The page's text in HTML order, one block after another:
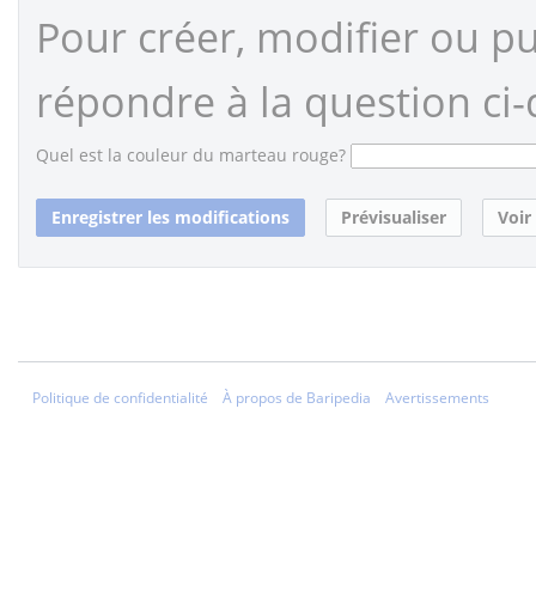
Pour créer, modifier ou
répondre à la question ci-
Quel est la couleur du marteau rouge?
Politique de confidentialité À propos de Baripedia Avertissements